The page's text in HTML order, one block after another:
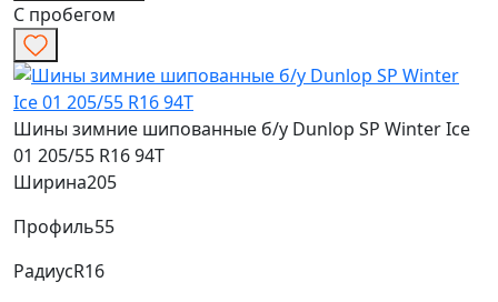
С пробегом
Шины зимние шипованные б/у Dunlop SP Winter Ice
01 205/55 R16 94T
Ширина205
Профиль55
РадиусR16